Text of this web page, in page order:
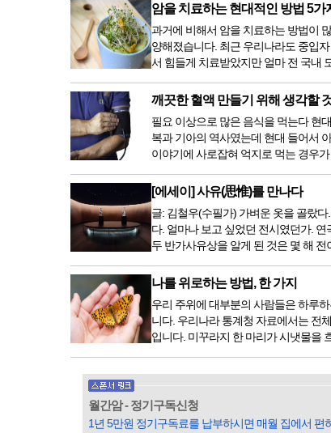
암을 치료하는 현대적인 방법 5가
과거에 비해서 암을 치료하는 방법이
양해졌습니다. 최근 우리나라도 중입
서 힘들게 치료받았지만 얼마 전 국내
깨끗한 혈액 만들기 위해 생각할
필요 이상으로 많은 음식을 먹는다 현
복과 기아의 역사였는데 현대 들어서
이야기에 사로잡혀 억지로 먹는 경우
[에세이] 사유(思惟)를 만나다
글: 김철우(수필가) 가벼운 옷을 골랐
다. 얼마나 보고 싶었던 전시였던가.
두 반가사유상을 알게 된 것은 몇 해
나를 위로하는 방법, 한 가지
우리 주위에 대부분의 사람들은 하루
니다. 우리나라 통계청 자료에서는 전
입니다. 미꾸라지 한 마리가 시냇물을
월간암 - 정기구독신청
1년 5만원 정기구독료를 납부하시면 매월 집에서 편